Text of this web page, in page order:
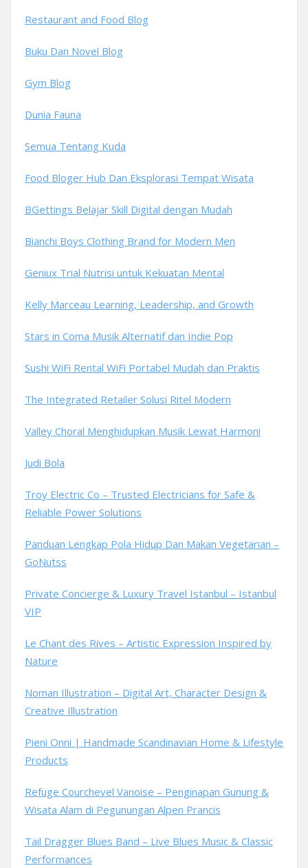
Restaurant and Food Blog
Buku Dan Novel Blog
Gym Blog
Dunia Fauna
Semua Tentang Kuda
Food Bloger Hub Dan Eksplorasi Tempat Wisata
BGettings Belajar Skill Digital dengan Mudah
Bianchi Boys Clothing Brand for Modern Men
Geniux Trial Nutrisi untuk Kekuatan Mental
Kelly Marceau Learning, Leadership, and Growth
Stars in Coma Musik Alternatif dan Indie Pop
Sushi WiFi Rental WiFi Portabel Mudah dan Praktis
The Integrated Retailer Solusi Ritel Modern
Valley Choral Menghidupkan Musik Lewat Harmoni
Judi Bola
Troy Electric Co – Trusted Electricians for Safe &
Reliable Power Solutions
Panduan Lengkap Pola Hidup Dan Makan Vegetarian –
GoNutss
Private Concierge & Luxury Travel Istanbul – Istanbul
VIP
Le Chant des Rives – Artistic Expression Inspired by
Nature
Noman Illustration – Digital Art, Character Design &
Creative Illustration
Pieni Onni | Handmade Scandinavian Home & Lifestyle
Products
Refuge Courchevel Vanoise – Penginapan Gunung &
Wisata Alam di Pegunungan Alpen Prancis
Tail Dragger Blues Band – Live Blues Music & Classic
Performances